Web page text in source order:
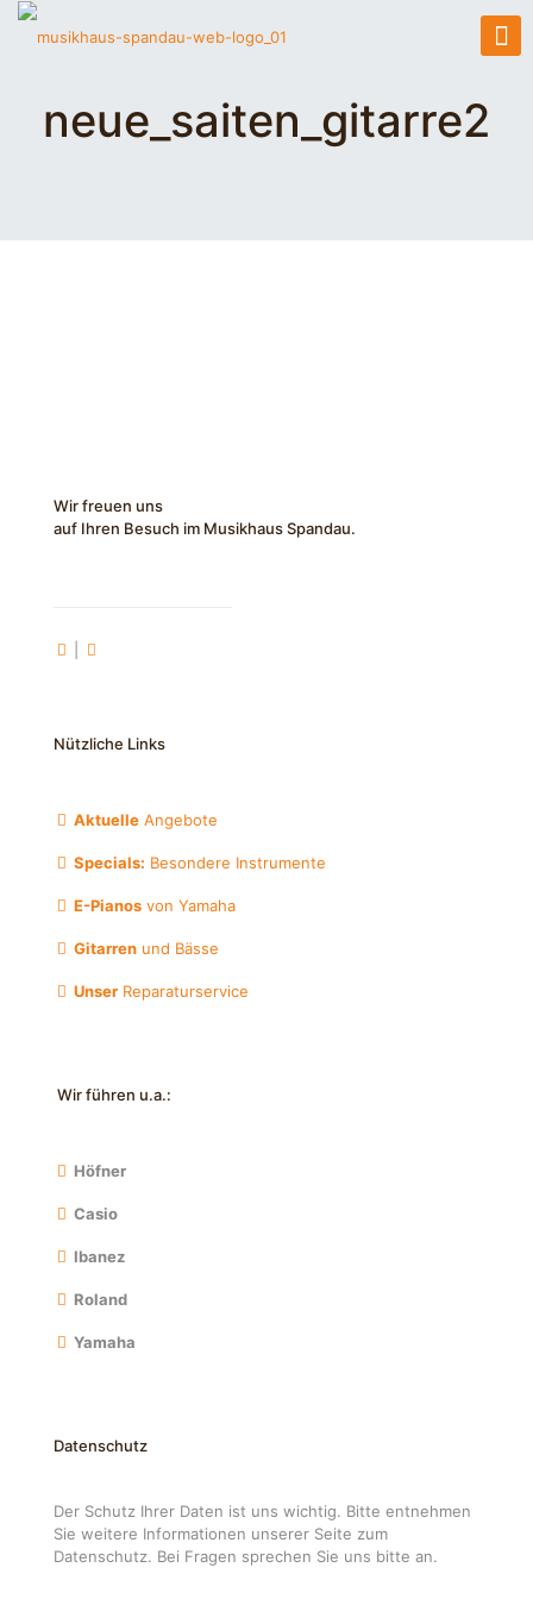
neue_saiten_gitarre2
Wir freuen uns
auf Ihren Besuch im Musikhaus Spandau.
Nützliche Links
Aktuelle Angebote
Specials: Besondere Instrumente
E-Pianos von Yamaha
Gitarren und Bässe
Unser Reparaturservice
Wir führen u.a.:
Höfner
Casio
Ibanez
Roland
Yamaha
Datenschutz
Der Schutz Ihrer Daten ist uns wichtig. Bitte entnehmen
Sie weitere Informationen unserer Seite zum
Datenschutz. Bei Fragen sprechen Sie uns bitte an.